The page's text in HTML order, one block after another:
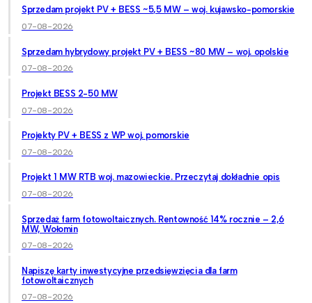
Sprzedam projekt PV + BESS ~5,5 MW – woj. kujawsko-pomorskie
07-08-2026
Sprzedam hybrydowy projekt PV + BESS ~80 MW – woj. opolskie
07-08-2026
Projekt BESS 2-50 MW
07-08-2026
Projekty PV + BESS z WP woj. pomorskie
07-08-2026
Projekt 1 MW RTB woj. mazowieckie. Przeczytaj dokładnie opis
07-08-2026
Sprzedaż farm fotowoltaicznych. Rentowność 14% rocznie – 2,6
MW, Wołomin
07-08-2026
Napiszę karty inwestycyjne przedsięwzięcia dla farm
fotowoltaicznych
07-08-2026